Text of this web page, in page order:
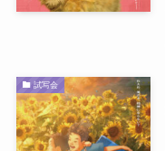
試写会